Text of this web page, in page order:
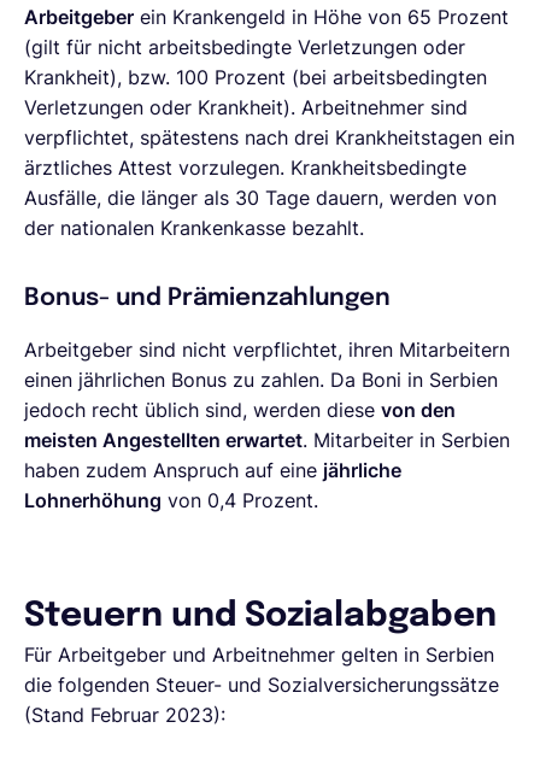
Arbeitgeber ein Krankengeld in Höhe von 65 Prozent
(gilt für nicht arbeitsbedingte Verletzungen oder
Krankheit), bzw. 100 Prozent (bei arbeitsbedingten
Verletzungen oder Krankheit). Arbeitnehmer sind
verpflichtet, spätestens nach drei Krankheitstagen ein
ärztliches Attest vorzulegen. Krankheitsbedingte
Ausfälle, die länger als 30 Tage dauern, werden von
der nationalen Krankenkasse bezahlt.
Bonus- und Prämienzahlungen
Arbeitgeber sind nicht verpflichtet, ihren Mitarbeitern
einen jährlichen Bonus zu zahlen. Da Boni in Serbien
jedoch recht üblich sind, werden diese von den
meisten Angestellten erwartet. Mitarbeiter in Serbien
haben zudem Anspruch auf eine jährliche
Lohnerhöhung von 0,4 Prozent.
Steuern und Sozialabgaben
Für Arbeitgeber und Arbeitnehmer gelten in Serbien
die folgenden Steuer- und Sozialversicherungssätze
(Stand Februar 2023):